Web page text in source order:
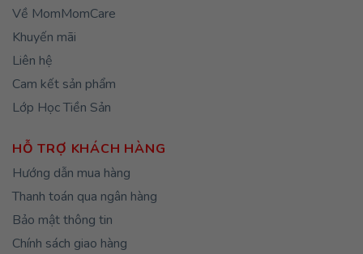
Về MomMomCare
Khuyến mãi
Liên hệ
Cam kết sản phẩm
Lớp Học Tiền Sản
HỖ TRỢ KHÁCH HÀNG
Hướng dẫn mua hàng
Thanh toán qua ngân hàng
Bảo mật thông tin
Chính sách giao hàng